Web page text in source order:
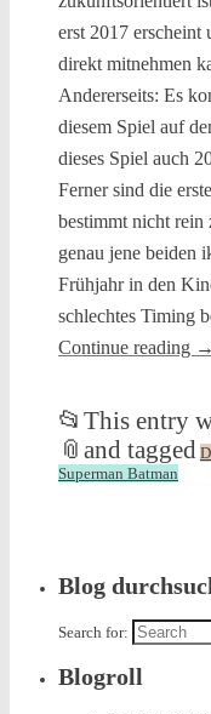
erst 2017 erscheint
direkt mitnehmen
Andererseits: Es
diesem Spiel auf
dieses Spiel auch
Ferner sind die
bestimmt nicht rein
genau jene beiden
Frühjahr in den
schlechtes Timing
Continue reading →
📂 This entry
📎 and tagged
Superman Batman
Blog
Search for:
Blogroll